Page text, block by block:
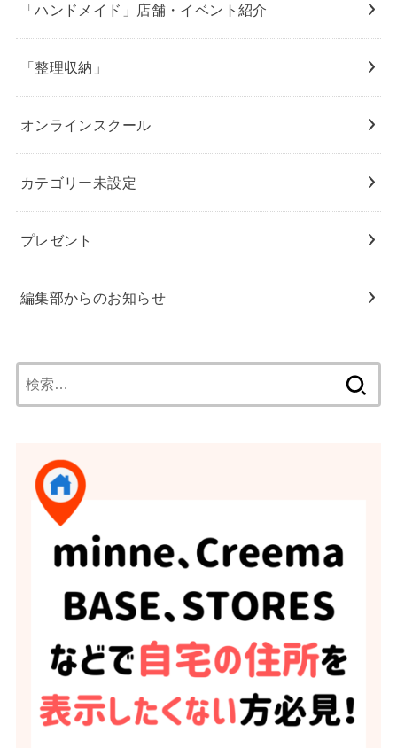
「ハンドメイド」店舗・イベント紹介
「整理収納」
オンラインスクール
カテゴリー未設定
プレゼント
編集部からのお知らせ
索: